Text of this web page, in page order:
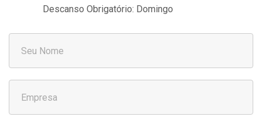
Descanso Obrigatório: Domingo